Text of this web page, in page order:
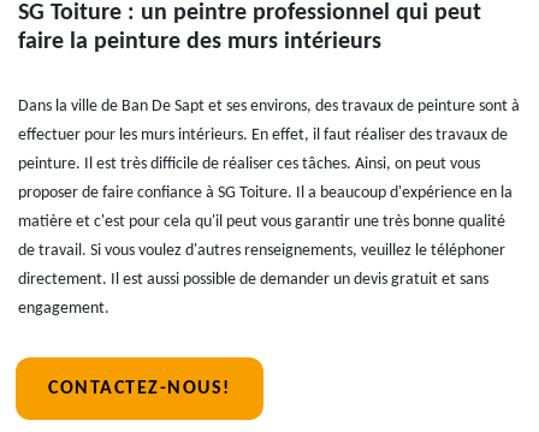
SG Toiture : un peintre professionnel qui peut
faire la peinture des murs intérieurs
Dans la ville de Ban De Sapt et ses environs, des travaux de peinture sont à
effectuer pour les murs intérieurs. En effet, il faut réaliser des travaux de
peinture. Il est très difficile de réaliser ces tâches. Ainsi, on peut vous
proposer de faire confiance à SG Toiture. Il a beaucoup d'expérience en la
matière et c'est pour cela qu'il peut vous garantir une très bonne qualité
de travail. Si vous voulez d'autres renseignements, veuillez le téléphoner
directement. Il est aussi possible de demander un devis gratuit et sans
engagement.
CONTACTEZ-NOUS!